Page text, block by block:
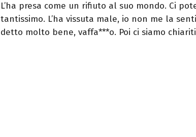
L’ha presa come un rifiuto al suo mondo. Ci
tantissimo. L’ha vissuta male, io non me la
detto molto bene, vaffa***o. Poi ci siamo